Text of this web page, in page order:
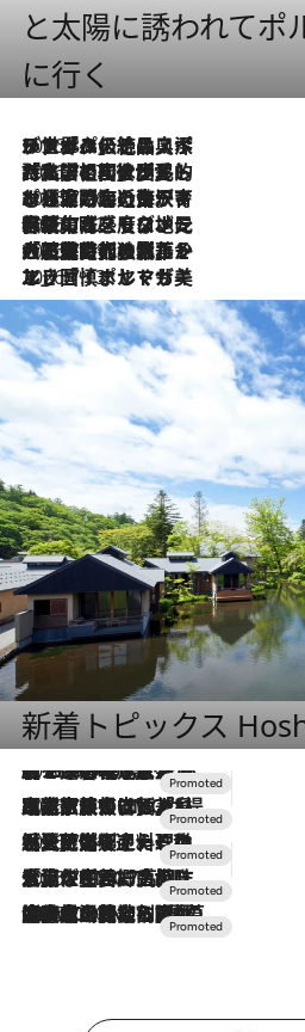
と太陽に誘われてポ
に行く
2026.8.8
リスボンの絶品スイーツ「パステル・デ・ナタ」とは？ポルトガル伝統の奥深い世界へ
2026.7.27
「私の祖国はポルトガル語です」国民的詩人フェルナンド・ペソアと、彼が愛した文学の街を歩く
2026.7.26
ポルトガル近海が育む極上の海の幸。キリリと冷えた白ワインと愉しむ、シーフード専門店の贅沢
2026.7.22
伝統の味をモダンに昇華。高感度な地元客が集う、リスボンの最旬ガストロノミー
2026.7.21
大航海時代の栄華から、震災、独裁、そして革命へ。ポルトガル・首都リスボンの石畳に刻まれた「歴史の光と影」
2026.7.13
エッセイ・ヤマザキマリ「慎ましくも美しき国 ポルトガル」
新着トピックス
2026.8.7
【トンボの足水浴】ヒノキの香りに包まれて涼感マックス！約13℃の湧水かけ流しを避暑地「星野温泉 トンボの湯」で体験
2026.7.31
【ホテル帰省】という選択肢をOMOが提案。家族とほどよい距離を保つには「昼は実家、夜は気兼ねなくホテルで！」
2026.7.24
【夏限定ディナーコース】旬を迎える稚鮎や花ズッキーニなどをイタリア・トスカーナの郷土料理の手法で満喫！
2026.7.17
「土佐和ハーブかき氷」がOMO7高知に登場！生姜、山椒、大葉など目にも舌にも涼を呼ぶ郷土の味
2026.7.10
NEW OPEN！【界 草津】名湯の地に誕生。趣の異なる2種の温泉と上州ならではの会席・蕎麦割烹など美食を味わう究極の癒やし旅